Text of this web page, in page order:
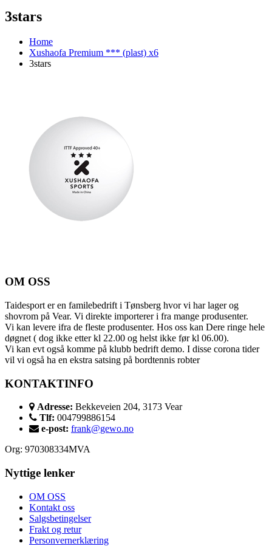
3stars
Home
Xushaofa Premium *** (plast) x6
3stars
OM OSS
Taidesport er en familebedrift i Tønsberg hvor vi har lager og
shovrom på Vear. Vi direkte importerer i fra mange produsenter.
Vi kan levere ifra de fleste produsenter. Hos oss kan Dere ringe hele
døgnet ( dog ikke etter kl 22.00 og helst ikke før kl 06.00).
Vi kan evt også komme på klubb bedrift demo. I disse corona tider
vil vi også ha en ekstra satsing på bordtennis robter
KONTAKTINFO
Adresse: Bekkeveien 204, 3173 Vear
Tlf: 004799886154
e-post: frank@gewo.no
Org: 970308334MVA
Nyttige lenker
OM OSS
Kontakt oss
Salgsbetingelser
Frakt og retur
Personvernerklæring